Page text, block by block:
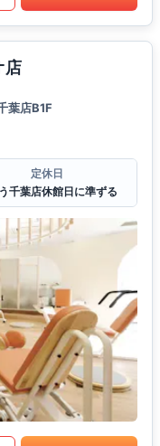
店
葉店B1F
定休日
千葉店休館日に準ずる